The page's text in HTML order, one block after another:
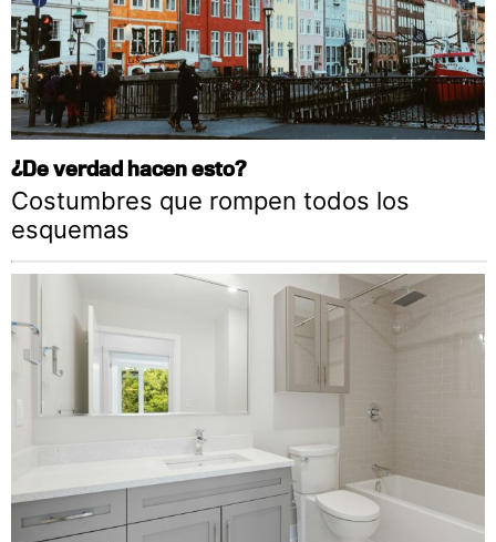
¿De verdad hacen esto?
Costumbres que rompen todos los
esquemas